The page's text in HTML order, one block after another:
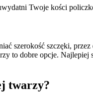
Twoje kości
szerokość szczęki,
to dobre opcje.
twarzy?